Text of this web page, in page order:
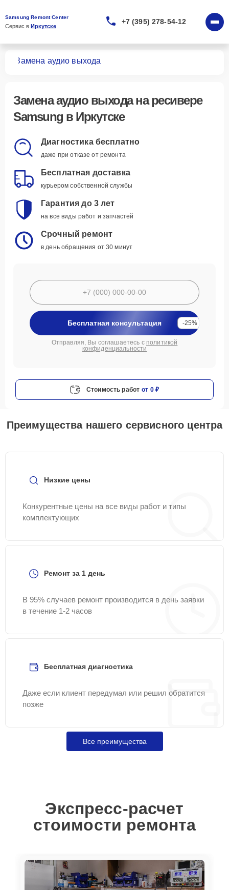
Samsung Remont Center
Сервис в Иркутске
+7 (395) 278-54-12
Замена аудио выхода
Замена аудио выходана ресивере
Samsung в Иркутске
Диагностика бесплатно
даже при отказе от ремонта
Бесплатная доставка
курьером собственной службы
Гарантия до 3 лет
на все виды работ и запчастей
Срочный ремонт
в день обращения от 30 минут
Бесплатная консультация -25%
Отправляя, Вы соглашаетесь с политикой
конфиденциальности
Стоимость работ от 0 ₽
Преимущества нашего сервисного центра
Низкие цены
Конкурентные цены на все виды работ и типы
комплектующих
Ремонт за 1 день
В 95% случаев ремонт производится в день заявки
в течение 1-2 часов
Бесплатная диагностика
Даже если клиент передумал или решил обратится
позже
Все преимущества
Экспресс-расчет
стоимости ремонта